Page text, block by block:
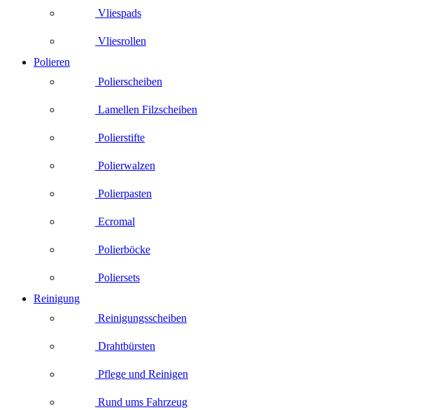
Vliespads
Vliesrollen
Polieren
Polierscheiben
Lamellen Filzscheiben
Polierstifte
Polierwalzen
Polierpasten
Ecromal
Polierböcke
Poliersets
Reinigung
Reinigungsscheiben
Drahtbürsten
Pflege und Reinigen
Rund ums Fahrzeug